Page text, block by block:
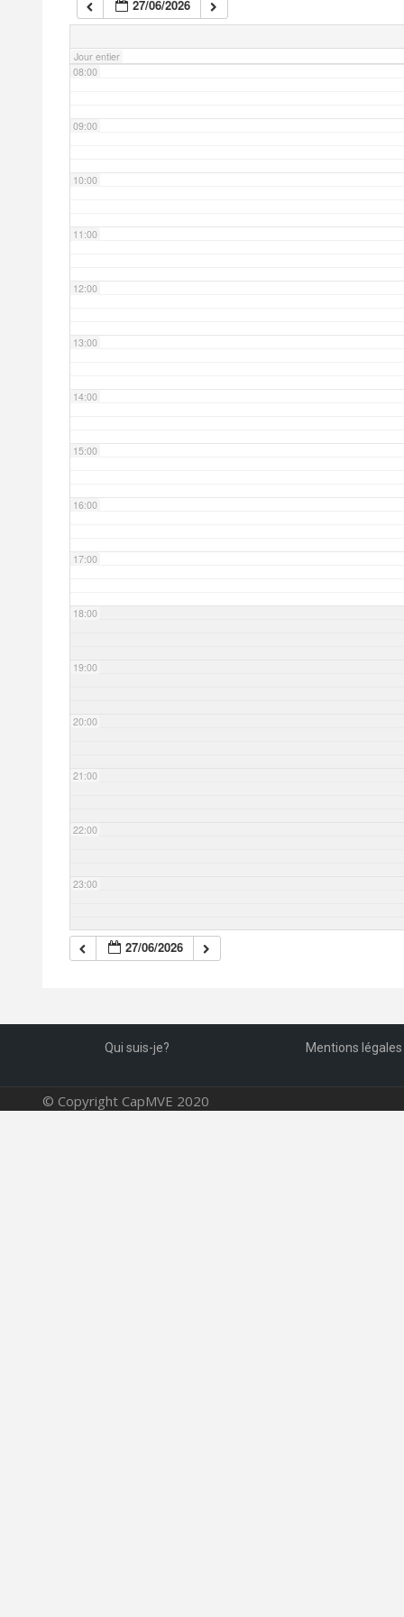
27/06/2026
Jour entier
07:00
08:00
09:00
10:00
11:00
12:00
13:00
14:00
15:00
16:00
17:00
18:00
19:00
20:00
21:00
22:00
23:00
27/06/2026
Qui suis-je? Mentions légales
© Copyright CapMVE 2020